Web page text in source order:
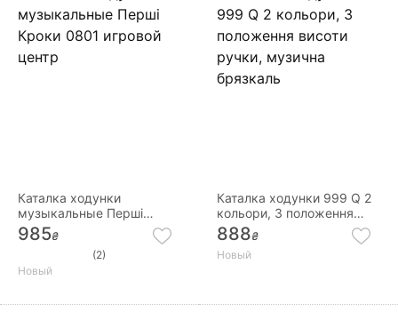
Каталка ходунки
музыкальные Перші
Кроки 0801 игровой центр
985₴
(2)
Новый
Каталка ходунки 999 Q 2
кольори, 3 положення
висоти ручки, музична
брязкаль
888₴
Новый